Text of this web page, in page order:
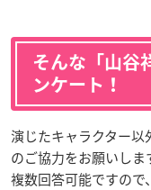
そんな「山谷
ンケート！
演じたキャラクター
のご協力をお願いしま
複数回答可能ですので